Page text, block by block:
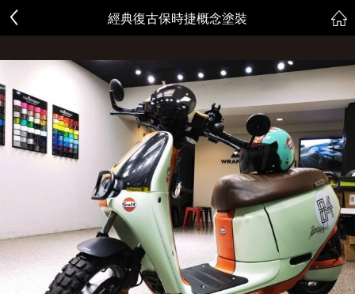
經典復古保時捷概念塗裝